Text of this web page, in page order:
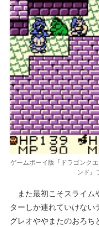
ゲームボーイ版『ドラゴンク
ンド』
また最初こそスライム
ターしか連れていけない
グレオややまたのおろち